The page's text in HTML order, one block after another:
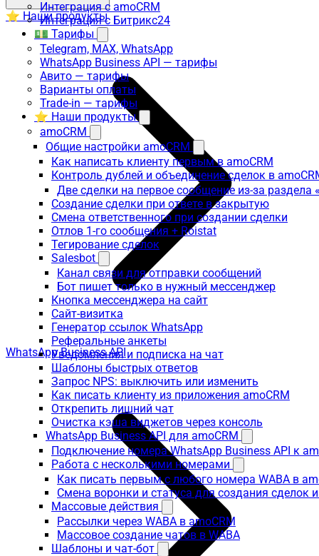
Интеграция с amoCRM
Интеграция с Битрикс24
💵 Тарифы
Telegram, MAX, WhatsApp
WhatsApp Business API — тарифы
Авито — тарифы
Варианты оплаты
Trade-in — тарифы
⭐ Наши продукты
amoCRM
Общие настройки amoCRM
Как написать клиенту первым в amoCRM
Контроль дублей и объединение сделок в
Две сделки на первое сообщение из-за раздела
Создание сделки при ответе в закрытую
Смена ответственного при создании сделки
Отлов 1-го сообщения + Roistat
Тегирование сделок
Salesbot
Канал связи для отправки сообщений
Бот пишет только в нужный мессенджер
Кнопка мессенджера на сайт
Сайт-визитка
Генератор ссылок WhatsApp
Реферальные анкеты
Уведомления и подписка на чат
Шаблоны быстрых ответов
Запрос NPS: выключить или изменить
Как писать клиенту из приложения amoCRM
Открепить лишний чат
Очистка кэша виджетов через консоль
WhatsApp Business API для amoCRM
Подключение номера WhatsApp Business API к
Работа с несколькими номерами
Как писать первым с любого номера WABA в
Смена воронки и статуса для создания сделок
Массовые действия
Рассылки через WABA в amoCRM
Массовое создание чатов в WABA
Шаблоны и чат-бот
⭐ Наши продукты
WhatsApp Business API